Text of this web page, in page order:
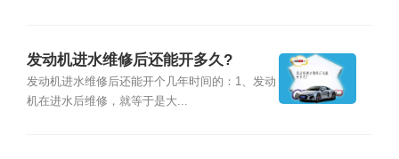
发动机进水维修后还能开多久?
发动机进水维修后还能开个几年时间的：1、发动
机在进水后维修，就等于是大...